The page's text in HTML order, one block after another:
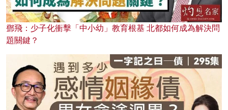
鄧飛：少子化衝擊「中小幼」教育根基 北都如何成為解決問
題關鍵？